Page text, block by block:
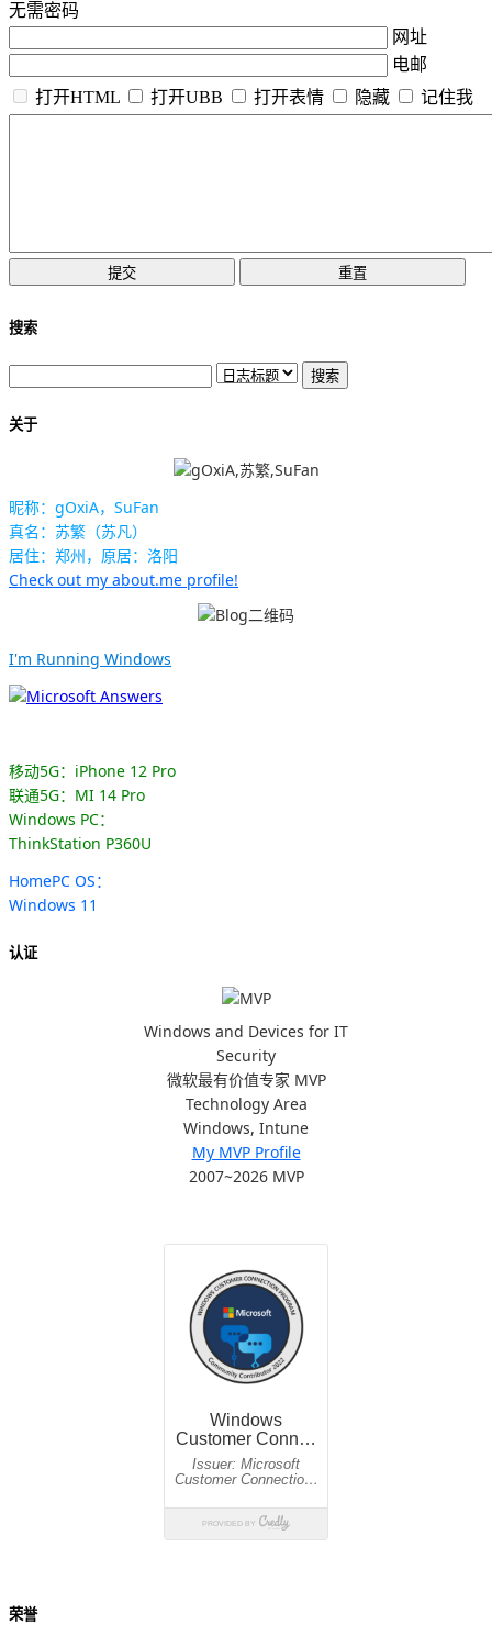
无需密码
网址
电邮
打开HTML
打开UBB 打开表情 隐藏 记住我
搜索
关于
昵称：gOxiA，SuFan
真名：苏繁（苏凡）
居住：郑州，原居：洛阳
Check out my about.me profile!
I'm Running Windows
移动5G：iPhone 12 Pro
联通5G：MI 14 Pro
Windows PC：
ThinkStation P360U
HomePC OS：
Windows 11
认证
Windows and Devices for IT
Security
微软最有价值专家 MVP
Technology Area
Windows, Intune
My MVP Profile
2007~2026 MVP
荣誉